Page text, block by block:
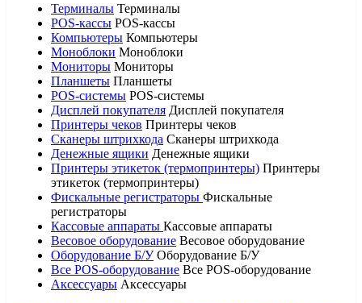
Терминалы Терминалы
POS-кассы POS-кассы
Компьютеры Компьютеры
Моноблоки Моноблоки
Мониторы Мониторы
Планшеты Планшеты
POS-системы POS-системы
Дисплей покупателя Дисплей покупателя
Принтеры чеков Принтеры чеков
Сканеры штрихкода Сканеры штрихкода
Денежные ящики Денежные ящики
Принтеры этикеток (термопринтеры) Принтеры
этикеток (термопринтеры)
Фискальные регистраторы Фискальные
регистраторы
Кассовые аппараты Кассовые аппараты
Весовое оборудование Весовое оборудование
Оборудование Б/У Оборудование Б/У
Все POS-оборудование Все POS-оборудование
Аксессуары Аксессуары